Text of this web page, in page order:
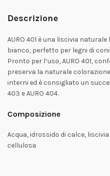
Descrizione
AURO 401 è una liscivia
bianco, perfetto per legni di
Pronto per l’uso, AURO 401,
preserva la naturale
interni ed è consigliato un
403 e AURO 404.
Composizione
Acqua, idrossido di calce,
cellulosa